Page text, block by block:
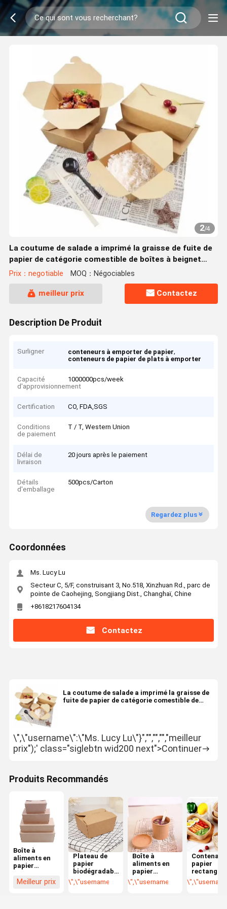
2/4
La coutume de salade a imprimé la graisse de fuite de
papier de catégorie comestible de boîtes à beignet
résistante
Prix：negotiable MOQ：Négociables
meilleur prix Contactez
Description De Produit
Surligner conteneurs à emporter de papier,
conteneurs de papier de plats à emporter
Capacité
d'approvisionnement
1000000pcs/week
Certification CO, FDA,SGS
Conditions
de paiement
T / T, Western Union
Délai de
livraison
20 jours après le paiement
Détails
d'emballage
500pcs/Carton
Regardez plus
Coordonnées
Ms. Lucy Lu
Secteur C, 5/F, construisant 3, No.518, Xinzhuan Rd., parc de
pointe de Caohejing, Songjiang Dist., Changhaï, Chine
+8618217604134
Contactez
La coutume de salade a imprimé la graisse de
fuite de papier de catégorie comestible de
\",\"username\":\"Ms. Lucy Lu\"}","","","","meilleur
prix");' class="siglebtn wid200 next">Continuer
Produits Recommandés
Boîte à
aliments en
papier
personnalisable
de 32 oz pour
Meilleur prix
Plateau de
papier
biodégradable
pour les plats
froids à
\",\"username\":\"Ms. Lucy Lu\"}","","","","meilleur
Boîte à
aliments en
papier
imprimé
biodégradable
\",\"username\":\"Ms. Lucy
Contenant
papier
écologique
pour les